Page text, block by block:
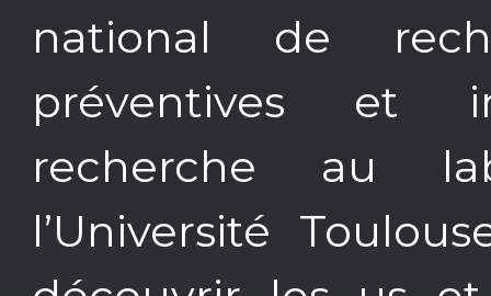
national de
préventives et
recherche au
l’Université